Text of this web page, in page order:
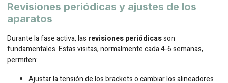
Revisiones periódicas y ajustes de los
aparatos
Durante la fase activa, las revisiones periódicasson
fundamentales. Estas visitas, normalmente cada 4-6 semanas,
permiten:
Ajustar la tensión de los brackets o cambiar los alineadores